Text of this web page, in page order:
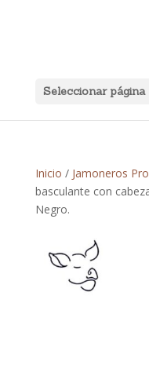
Seleccionar página
Inicio / Jamoneros
basculante con
Negro.